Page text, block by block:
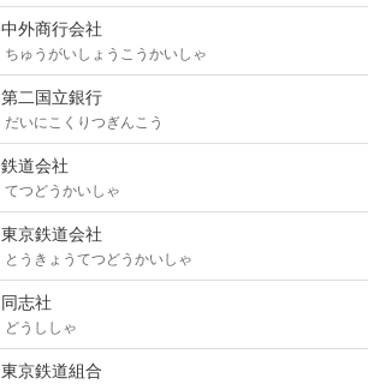
中外商行会社
ちゅうがいしょうこうかいしゃ
第二国立銀行
だいにこくりつぎんこう
鉄道会社
てつどうかいしゃ
東京鉄道会社
とうきょうてつどうかいしゃ
同志社
どうししゃ
東京鉄道組合